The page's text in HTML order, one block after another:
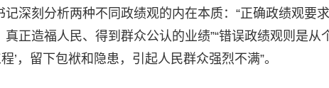
深刻分析两种不同政绩观的内在本质：“正确政绩观要
正造福人民、得到群众公认的业绩”“错误政绩观则是从
’，留下包袱和隐患，引起人民群众强烈不满”。